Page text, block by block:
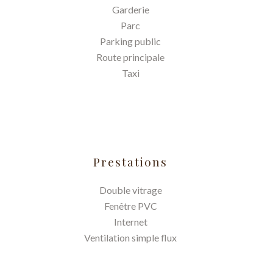
Garderie
Parc
Parking public
Route principale
Taxi
Prestations
Double vitrage
Fenêtre PVC
Internet
Ventilation simple flux